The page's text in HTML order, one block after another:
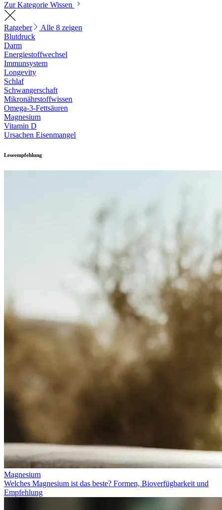
Zur Kategorie Wissen
Ratgeber
Alle 8 zeigen
Blutdruck
Darm
Energiestoffwechsel
Immunsystem
Longevity
Schlaf
Schwangerschaft
Mikronährstoffwissen
Omega-3-Fettsäuren
Magnesium
Vitamin D
Ursachen Eisenmangel
Leseempfehlung
Magnesium
Welches Magnesium ist das beste? Formen, Bioverfügbarkeit und
Empfehlung